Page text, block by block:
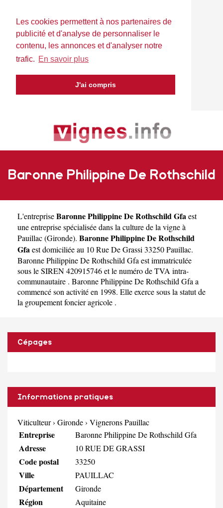
Les cookies permettent à nos partenaires de
publicité et d'analyse de personnaliser le
contenu, les annonces et d'analyser notre
trafic. En savoir plus
J'ai compris
Baronne Philippine De Rothschild
Gfa
L'entrepriseBaronne Philippine De Rothschild Gfaest
uneentreprise spécialisée dans la culture de la vigne à
Pauillac(Gironde). Baronne Philippine De Rothschild
Gfaest domiciliée au 10 Rue De Grassi 33250 Pauillac.
Baronne Philippine De Rothschild Gfa est immatriculée
sous le SIREN 420915746 et le numéro de TVA intra-
communautaire . Baronne Philippine De Rothschild Gfa a
commencé son activité en 1998. Elle exerce sous la statut de
la groupement foncier agricole .
Cépages
Informations pratiques
Viticulteur› Gironde› Vignerons Pauillac
Entreprise Baronne Philippine De Rothschild Gfa
Adresse 10 RUE DE GRASSI
Code postal 33250
Ville PAUILLAC
Département Gironde
Région Aquitaine